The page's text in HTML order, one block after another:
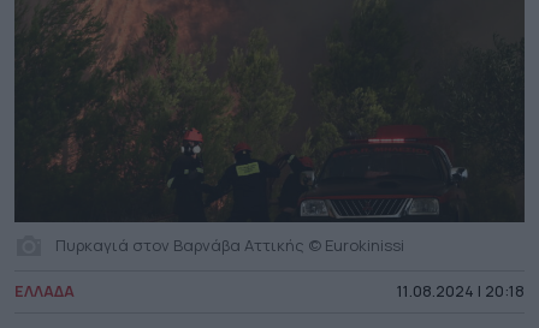
Πυρκαγιά στον Βαρνάβα Αττικής © Eurokinissi
ΕΛΛΑΔΑ 11.08.2024 | 20:18